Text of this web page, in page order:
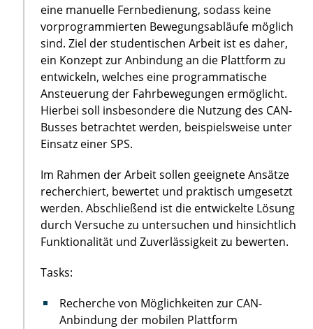
eine manuelle Fernbedienung, sodass keine
vorprogrammierten Bewegungsabläufe möglich
sind. Ziel der studentischen Arbeit ist es daher,
ein Konzept zur Anbindung an die Plattform zu
entwickeln, welches eine programmatische
Ansteuerung der Fahrbewegungen ermöglicht.
Hierbei soll insbesondere die Nutzung des CAN-
Busses betrachtet werden, beispielsweise unter
Einsatz einer SPS.
Im Rahmen der Arbeit sollen geeignete Ansätze
recherchiert, bewertet und praktisch umgesetzt
werden. Abschließend ist die entwickelte Lösung
durch Versuche zu untersuchen und hinsichtlich
Funktionalität und Zuverlässigkeit zu bewerten.
Tasks:
Recherche von Möglichkeiten zur CAN-
Anbindung der mobilen Plattform